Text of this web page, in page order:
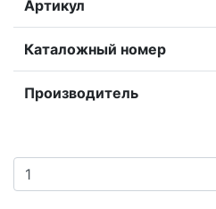
Артикул
Каталожный номер
Производитель